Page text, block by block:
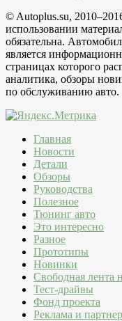
© Autoplus.su,
использовании
обязательна.
является
страницах которого
аналитика, обзоры
по обслуживанию авто.
Главная
Новости
Детали
Обзоры
Руководства
Полезное
Тюнинг авто
Это интересно
Разное
Прототипы
Новинки
Свободная лента
Тест-драйвы
Фонд проекта
Реклама и